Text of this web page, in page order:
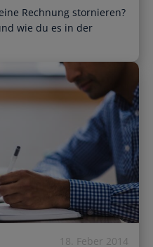
Rechnung stornieren?
wie du es in der
18. Feber 2014